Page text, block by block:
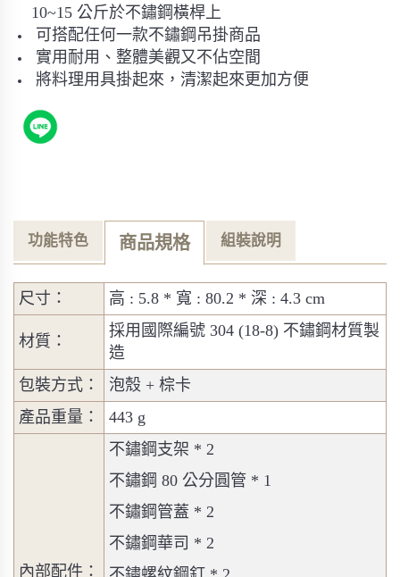
10~15 公斤於不鏽鋼橫桿上
可搭配任何一款不鏽鋼吊掛商品
實用耐用、整體美觀又不佔空間
將料理用具掛起來，清潔起來更加方便
功能特色 商品規格 組裝說明
尺寸： 高 : 5.8 * 寬 : 80.2 * 深 : 4.3 cm
材質：
採用國際編號 304 (18-8) 不鏽鋼材質製
造
包裝方式：
泡殼 + 棕卡
產品重量：
443 g
內部配件：
不鏽鋼支架 * 2
不鏽鋼 80 公分圓管 * 1
不鏽鋼管蓋 * 2
不鏽鋼華司 * 2